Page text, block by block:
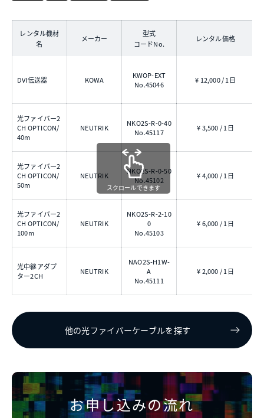
レンタル機材
名
メーカー
型式
コードNo.
レンタル価格
DVI伝送器 KOWA
KWOP-EXT
No.45046
¥ 12,000 / 1日
光ファイバー2
CH OPTICON/
40m
NEUTRIK
NKO2S-R-0-40
No.45117
¥ 3,500 / 1日
光ファイバー2
CH OPTICON/
50m
NEUTRIK
NKO2S-R-0-50
No.45102
¥ 4,000 / 1日
光ファイバー2
CH OPTICON/
100m
NEUTRIK
NKO2S-R-2-10
0
No.45103
¥ 6,000 / 1日
光中継アダプ
ター2CH
NEUTRIK
NAO2S-H1W-
A
No.45111
¥ 2,000 / 1日
スクロールできます
他の光ファイバーケーブルを探す
お申し込みの流れ